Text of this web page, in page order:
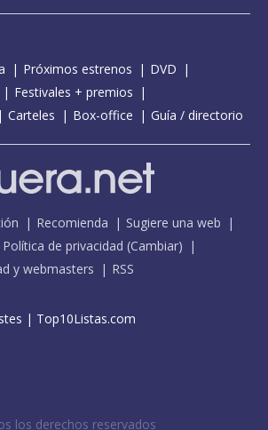
Próximos estrenos
DVD
Festivales + premios
Carteles Box-office Guía / directorio
Recomienda
Sugiere una web
Política de privacidad (Cambiar)
y webmasters RSS
| Top10Listas.com
los derechos reservados